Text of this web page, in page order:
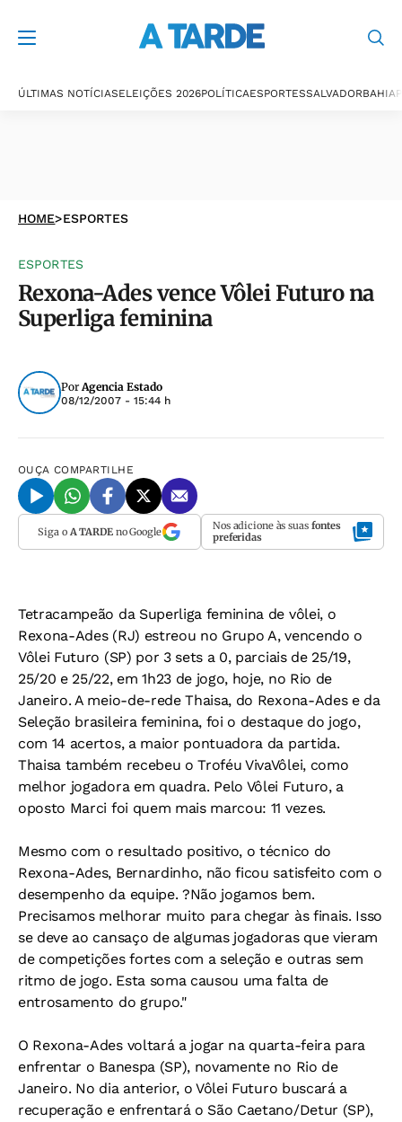
ÚLTIMAS NOTÍCIASELEIÇÕES 2026POLÍTICAESPORTESSALVADORBAHIA
HOME>ESPORTES
ESPORTES
Rexona-Ades vence Vôlei Futuro na
Superliga feminina
PorAgencia Estado
08/12/2007 - 15:44 h
OUÇA COMPARTILHE
Siga o A TARDEno Google Nos adicione às suas fontes
preferidas
Tetracampeão da Superliga feminina de vôlei, o
Rexona-Ades (RJ) estreou no Grupo A, vencendo o
Vôlei Futuro (SP) por 3 sets a 0, parciais de 25/19,
25/20 e 25/22, em 1h23 de jogo, hoje, no Rio de
Janeiro. A meio-de-rede Thaisa, do Rexona-Ades e da
Seleção brasileira feminina, foi o destaque do jogo,
com 14 acertos, a maior pontuadora da partida.
Thaisa também recebeu o Troféu VivaVôlei, como
melhor jogadora em quadra. Pelo Vôlei Futuro, a
oposto Marci foi quem mais marcou: 11 vezes.
Mesmo com o resultado positivo, o técnico do
Rexona-Ades, Bernardinho, não ficou satisfeito com o
desempenho da equipe. ?Não jogamos bem.
Precisamos melhorar muito para chegar às finais. Isso
se deve ao cansaço de algumas jogadoras que vieram
de competições fortes com a seleção e outras sem
ritmo de jogo. Esta soma causou uma falta de
entrosamento do grupo."
O Rexona-Ades voltará a jogar na quarta-feira para
enfrentar o Banespa (SP), novamente no Rio de
Janeiro. No dia anterior, o Vôlei Futuro buscará a
recuperação e enfrentará o São Caetano/Detur (SP),